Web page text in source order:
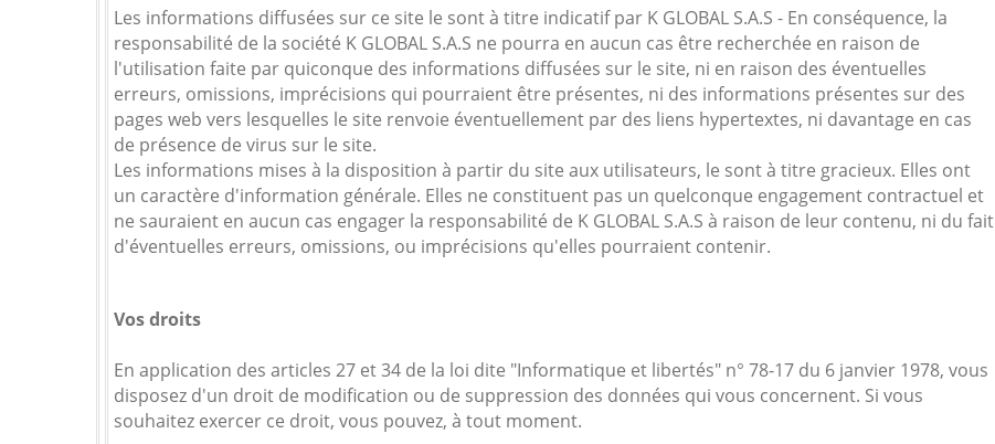
Les informations diffusées sur ce site le sont à titre indicatif par K GLOBAL S.A.S - En conséquence, la
responsabilité de la société K GLOBAL S.A.S ne pourra en aucun cas être recherchée en raison de
l'utilisation faite par quiconque des informations diffusées sur le site, ni en raison des éventuelles
erreurs, omissions, imprécisions qui pourraient être présentes, ni des informations présentes sur des
pages web vers lesquelles le site renvoie éventuellement par des liens hypertextes, ni davantage en cas
de présence de virus sur le site.
Les informations mises à la disposition à partir du site aux utilisateurs, le sont à titre gracieux. Elles ont
un caractère d'information générale. Elles ne constituent pas un quelconque engagement contractuel et
ne sauraient en aucun cas engager la responsabilité de K GLOBAL S.A.S à raison de leur contenu, ni du fait
d'éventuelles erreurs, omissions, ou imprécisions qu'elles pourraient contenir.
Vos droits
En application des articles 27 et 34 de la loi dite "Informatique et libertés" n° 78-17 du 6 janvier 1978, vous
disposez d'un droit de modification ou de suppression des données qui vous concernent. Si vous
souhaitez exercer ce droit, vous pouvez, à tout moment.